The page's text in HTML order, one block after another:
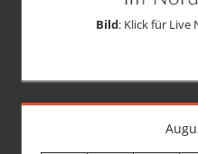
Bild: Klick für Live